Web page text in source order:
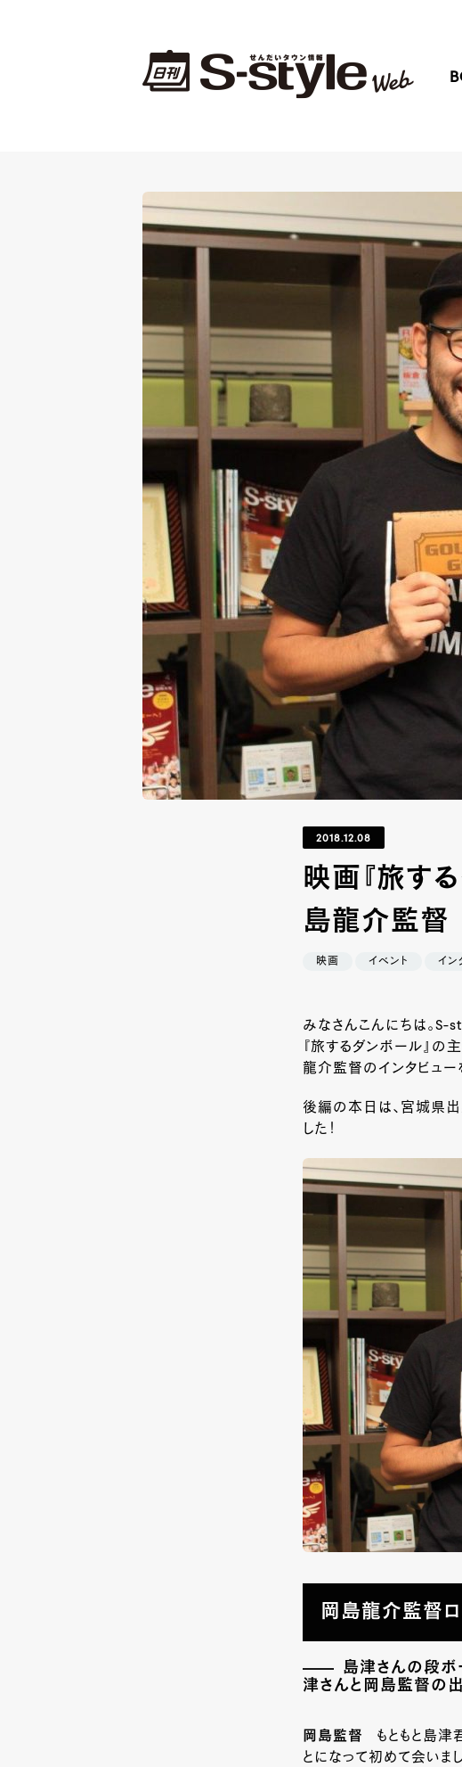
2018.12.08
映画『旅す
島龍介監督
映画 イベント イン
みなさんこんにちは。S-
『旅するダンボール』の
龍介監督のインタビュー
後編の本日は、宮城県
した！
岡島龍介監督
島津さんの段ボ
津さんと岡島監督の
岡島監督
もともと島津
とになって初めて会いま